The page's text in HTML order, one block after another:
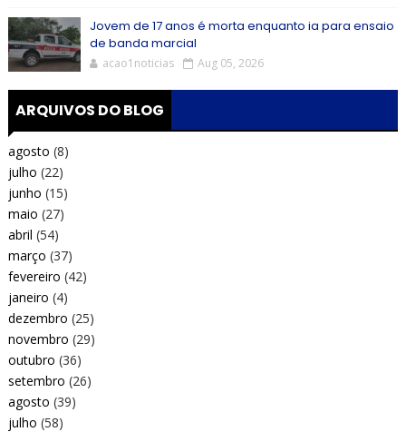
Jovem de 17 anos é morta enquanto ia para ensaio
de banda marcial
acao1noticias Aug 05, 2026
ARQUIVOS DO BLOG
agosto (8)
julho (22)
junho (15)
maio (27)
abril (54)
março (37)
fevereiro (42)
janeiro (4)
dezembro (25)
novembro (29)
outubro (36)
setembro (26)
agosto (39)
julho (58)